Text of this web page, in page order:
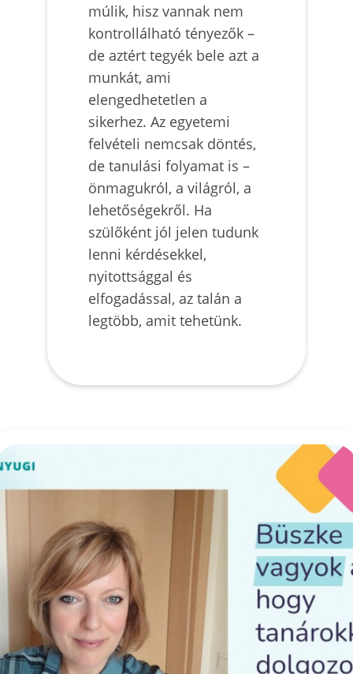
múlik, hisz vannak nem
kontrollálható tényezők –
de aztért tegyék bele azt a
munkát, ami
elengedhetetlen a
sikerhez. Az egyetemi
felvételi nemcsak döntés,
de tanulási folyamat is –
önmagukról, a világról, a
lehetőségekről. Ha
szülőként jól jelen tudunk
lenni kérdésekkel,
nyitottsággal és
elfogadással, az talán a
legtöbb, amit tehetünk.